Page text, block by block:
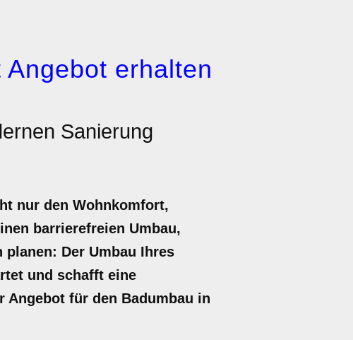
erhalten
Sanierung
nur den Wohnkomfort,
barrierefreien Umbau,
Der Umbau Ihres
und schafft eine
für den Badumbau in